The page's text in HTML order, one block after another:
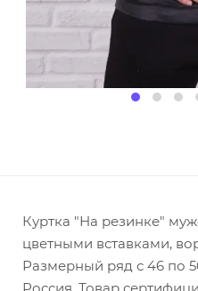
Куртка "На резинке"
цветными вставками,
Размерный ряд с 46 по